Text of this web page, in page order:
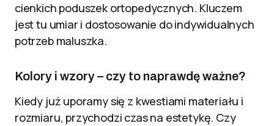
cienkich poduszek ortopedycznych. Kluczem
jest tu umiar i dostosowanie do indywidualnych
potrzeb maluszka.
Kolory i wzory – czy to naprawdę ważne?
Kiedy już uporamy się z kwestiami materiału i
rozmiaru, przychodzi czas na estetykę. Czy